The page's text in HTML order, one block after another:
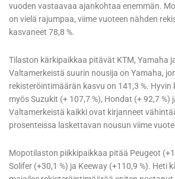
vuoden vastaavaa ajankohtaa enemmän.
on vielä rajumpaa, viime vuoteen nähden
kasvaneet 78,8 %.
Tilaston kärkipaikkaa pitävät KTM, Yamaha
Valtamerkeistä suurin nousija on Yamaha,
rekisteröintimäärän kasvu on 141,3 %.
myös Suzukit (+ 107,7 %), Hondat (+ 92,7 %)
Valtamerkeistä kaikki ovat kirjanneet
prosenteissa laskettavan nousun viime
Mopotilaston piikkipaikkaa pitää Peugeot
Solifer (+30,1 %) ja Keeway (+110,9 %). Heti